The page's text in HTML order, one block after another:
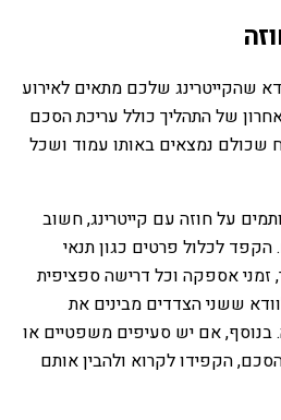
שהקייטרינג שלכם מתאים לאירוע
של התהליך כולל עריכת הסכם
שכולם נמצאים באותו עמוד ושכל
על חוזה עם קייטרינג, חשוב
לכלול פרטים כגון תנאי
זמני אספקה ​​וכל דרישה ספציפית
ששני הצדדים מבינים את
בנוסף, אם יש סעיפים משפטיים או
הקפידו לקרוא ולהבין אותם